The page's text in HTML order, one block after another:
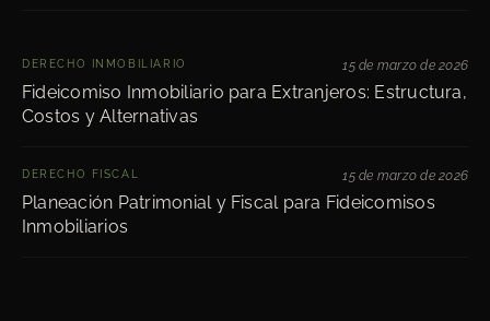
DERECHO INMOBILIARIO
Fideicomiso Inmobiliario para Extranjeros: Estructura,
Costos y Alternativas
15 de marzo de 2026
DERECHO FISCAL
Planeación Patrimonial y Fiscal para Fideicomisos
Inmobiliarios
15 de marzo de 2026